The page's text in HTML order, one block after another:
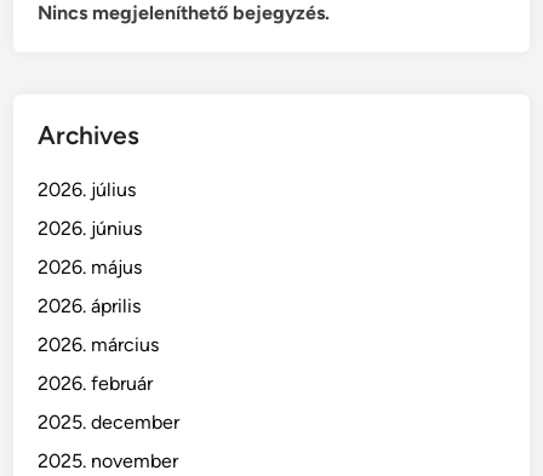
Nincs megjeleníthető bejegyzés.
Archives
2026. július
2026. június
2026. május
2026. április
2026. március
2026. február
2025. december
2025. november